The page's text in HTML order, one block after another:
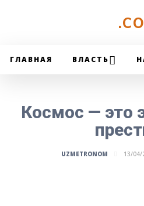
ГЛАВНАЯ ВЛАСТЬ
Космос — это
UZMETRONOM 13/04/